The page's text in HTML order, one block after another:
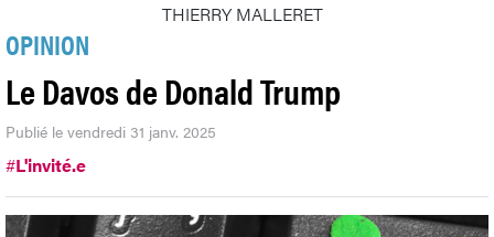
THIERRY MALLERET
OPINION
Le Davos de Donald Trump
Publié le vendredi 31 janv. 2025
#L'invité.e